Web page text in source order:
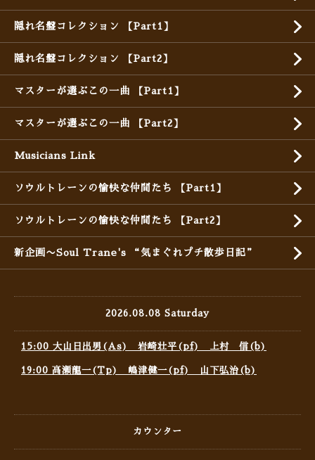
隠れ名盤コレクション 【Part1】
隠れ名盤コレクション 【Part2】
マスターが選ぶこの一曲 【Part1】
マスターが選ぶこの一曲 【Part2】
Musicians Link
ソウルトレーンの愉快な仲間たち 【Part1】
ソウルトレーンの愉快な仲間たち 【Part2】
新企画〜Soul Trane's “気まぐれプチ散歩日記”
2026.08.08 Saturday
15:00 大山日出男(As) 岩崎壮平(pf) 上村 信(b)
19:00 高瀬龍一(Tp) 嶋津健一(pf) 山下弘治(b)
カウンター